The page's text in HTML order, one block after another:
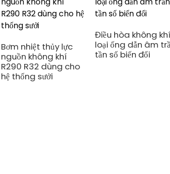
Bơm nhiệt thủy lực
nguồn không khí
R290 R32 dùng cho
hệ thống sưởi
Điều hòa không khí
loại ống dẫn âm
tần số biến đổi